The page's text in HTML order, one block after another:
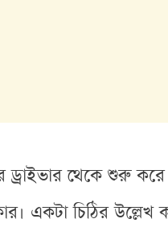
থেকে শুরু করে
একটা চিঠির উল্লেখ